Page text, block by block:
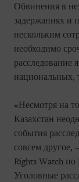
Обвинения в
задержаниях и
нескольким
необходимо
расследование
национальных,
«Несмотря на
Казахстан
события
совсем другое,
Rights Watch
Уголовные